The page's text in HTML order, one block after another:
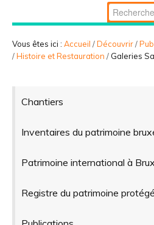
PARTICIPER
Chercher par
Recherche
avancée…
Vous êtes ici : Accueil /Découvrir/
/Histoire et Restauration / Galeries
Chantiers
Inventaires du patrimoine
Patrimoine international à
Registre du patrimoine protégé